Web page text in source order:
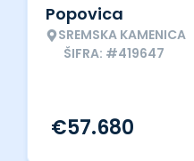
Popovica
SREMSKA KAMENICA
ŠIFRA: #419647
€57.680